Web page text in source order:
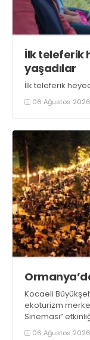
İlk teleferik
yaşadılar
İlk teleferik
06 Ağustos
Kocaeli
ekoturizm
Sineması”
06 Ağustos